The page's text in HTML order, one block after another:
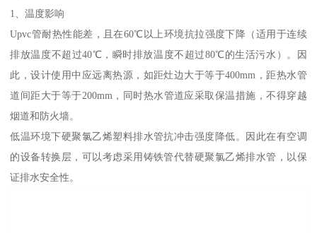
1、温度影响
Upvc管耐热性能差，且在60℃以上环境抗拉强度下降（适用于连续
排放温度不超过40℃，瞬时排放温度不超过80℃的生活污水）。因
此，设计使用中应远离热源，如距灶边大于等于400mm，距热水管
道间距大于等于200mm，同时热水管道应采取保温措施，不得穿越
烟道和防火墙。
低温环境下硬聚氯乙烯塑料排水管抗冲击强度降低。因此在有空调
的设备转换层，可以考虑采用铸铁管代替硬聚氯乙烯排水管，以保
证排水安全性。